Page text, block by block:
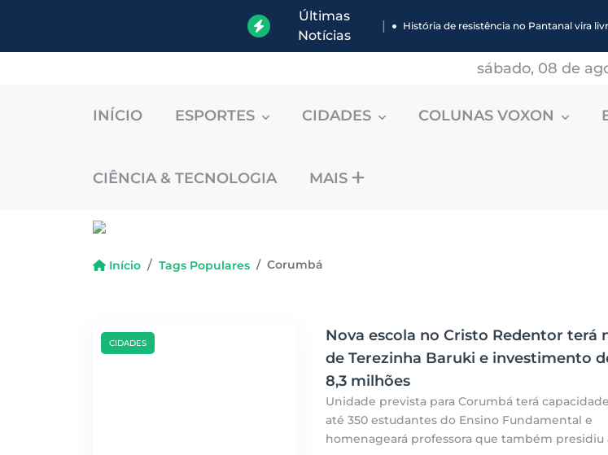
Últimas
Notícias
| História de resistência no Pantanal vira
sábado, 08 de
INÍCIO ESPORTES CIDADES COLUNAS VOXON
CIÊNCIA & TECNOLOGIA MAIS
Início Tags Populares Corumbá
CIDADES
Nova escola no Cristo Redentor terá
de Terezinha Baruki e investimento
8,3 milhões
Unidade prevista para Corumbá terá
até 350 estudantes do Ensino Fundamental e
homenageará professora que também presidiu